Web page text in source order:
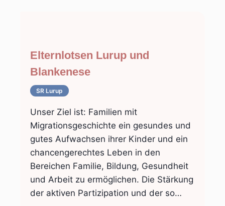
Elternlotsen Lurup und
Blankenese
SR Lurup
Unser Ziel ist: Familien mit
Migrationsgeschichte ein gesundes und
gutes Aufwachsen ihrer Kinder und ein
chancengerechtes Leben in den
Bereichen Familie, Bildung, Gesundheit
und Arbeit zu ermöglichen. Die Stärkung
der aktiven Partizipation und der so…